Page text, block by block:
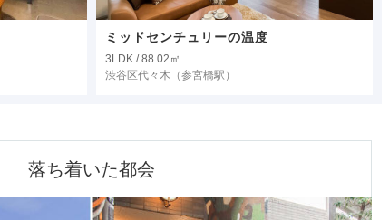
ミッドセンチュリーの温度
3LDK / 88.02㎡
渋谷区代々木 （参宮橋駅）
落ち着いた都会